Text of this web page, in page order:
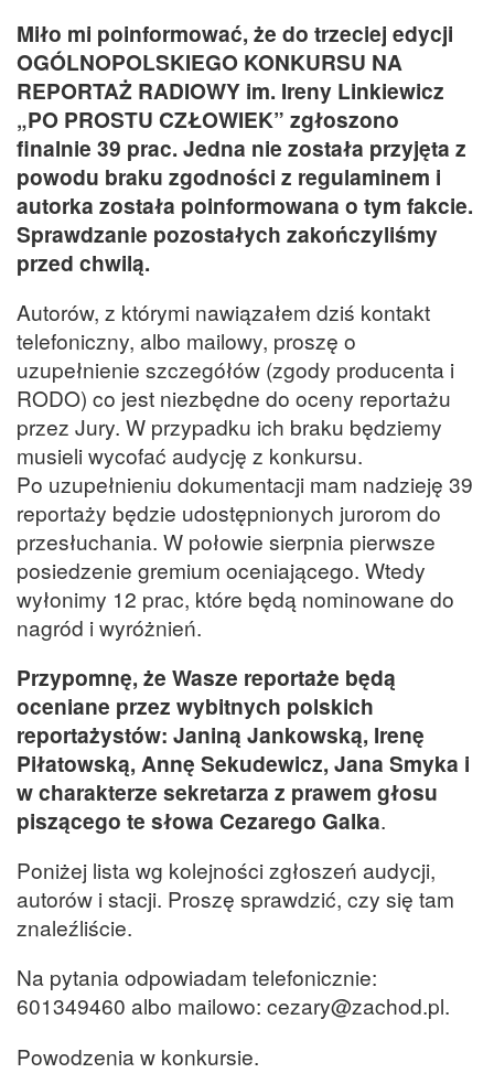
Miło mi poinformować, że do trzeciej edycji
OGÓLNOPOLSKIEGO KONKURSU NA
REPORTAŻ RADIOWY im. Ireny Linkiewicz
„PO PROSTU CZŁOWIEK” zgłoszono
finalnie 39 prac. Jedna nie została przyjęta z
powodu braku zgodności z regulaminem i
autorka została poinformowana o tym fakcie.
Sprawdzanie pozostałych zakończyliśmy
przed chwilą.
Autorów, z którymi nawiązałem dziś kontakt
telefoniczny, albo mailowy, proszę o
uzupełnienie szczegółów (zgody producenta i
RODO) co jest niezbędne do oceny reportażu
przez Jury. W przypadku ich braku będziemy
musieli wycofać audycję z konkursu.
Po uzupełnieniu dokumentacji mam nadzieję 39
reportaży będzie udostępnionych jurorom do
przesłuchania. W połowie sierpnia pierwsze
posiedzenie gremium oceniającego. Wtedy
wyłonimy 12 prac, które będą nominowane do
nagród i wyróżnień.
Przypomnę, że Wasze reportaże będą
oceniane przez wybitnych polskich
reportażystów: Janiną Jankowską, Irenę
Piłatowską, Annę Sekudewicz, Jana Smyka i
w charakterze sekretarza z prawem głosu
piszącego te słowa Cezarego Galka.
Poniżej lista wg kolejności zgłoszeń audycji,
autorów i stacji. Proszę sprawdzić, czy się tam
znaleźliście.
Na pytania odpowiadam telefonicznie:
601349460 albo mailowo: cezary@zachod.pl.
Powodzenia w konkursie.